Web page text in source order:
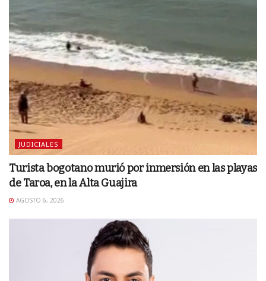
JUDICIALES
Turista bogotano murió por inmersión en las playas
de Taroa, en la Alta Guajira
AGOSTO 6, 2026